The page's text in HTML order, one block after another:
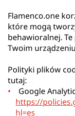
Flamenco.one
które mogą
behawioralnej.
Twoim
Polityki plików
tutaj:
Google
https://
hl=es